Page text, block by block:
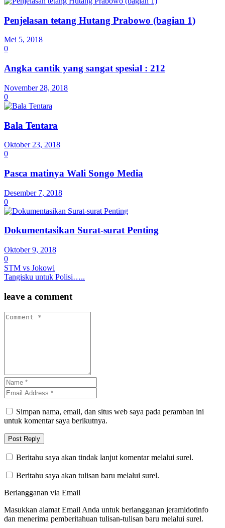
Penjelasan tetang Hutang Prabowo (bagian 1)
Mei 5, 2018
0
Angka cantik yang sangat spesial : 212
November 28, 2018
0
Bala Tentara
Oktober 23, 2018
0
Pasca matinya Wali Songo Media
Desember 7, 2018
0
Dokumentasikan Surat-surat Penting
Oktober 9, 2018
0
STM vs Jokowi
Tangisku untuk Polisi…..
leave a comment
Simpan nama, email, dan situs web saya pada peramban ini
untuk komentar saya berikutnya.
Beritahu saya akan tindak lanjut komentar melalui surel.
Beritahu saya akan tulisan baru melalui surel.
Berlangganan via Email
Masukkan alamat Email Anda untuk berlangganan jeramidotinfo
dan menerima pemberitahuan tulisan-tulisan baru melalui surel.